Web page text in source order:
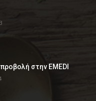
στην EMEDI